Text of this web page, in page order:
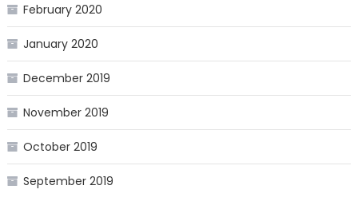
February 2020
January 2020
December 2019
November 2019
October 2019
September 2019